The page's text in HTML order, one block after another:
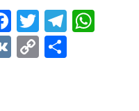
Facebook
Twitter
VK Copy